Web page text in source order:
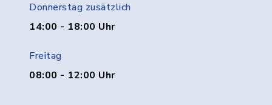
Donnerstag zusätzlich
14:00 - 18:00 Uhr
Freitag
08:00 - 12:00 Uhr